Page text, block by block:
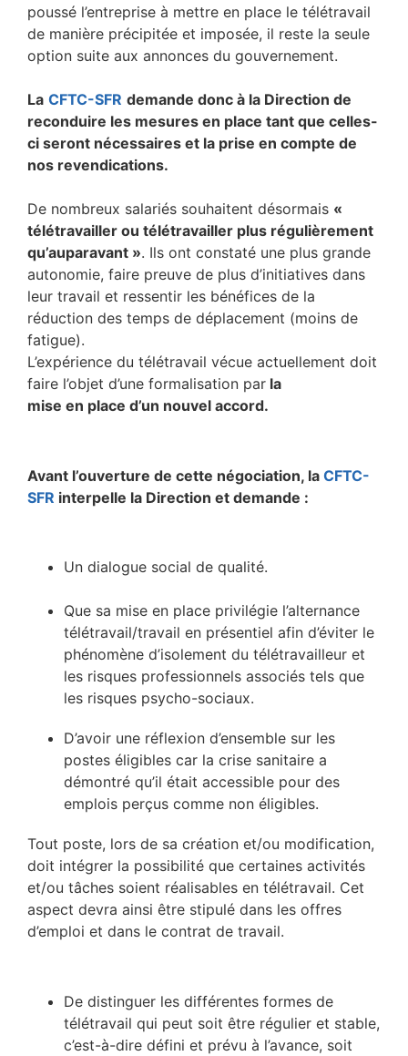
poussé l’entreprise à mettre en place le télétravail
de manière précipitée et imposée, il reste la seule
option suite aux annonces du gouvernement.
La CFTC-SFR demande donc à la Direction de
reconduire les mesures en place tant que celles-
ci seront nécessaires et la prise en compte de
nos revendications.
De nombreux salariés souhaitent désormais «
télétravailler ou télétravailler plus régulièrement
qu’auparavant ». Ils ont constaté une plus grande
autonomie, faire preuve de plus d’initiatives dans
leur travail et ressentir les bénéfices de la
réduction des temps de déplacement (moins de
fatigue).
L’expérience du télétravail vécue actuellement doit
faire l’objet d’une formalisation par la
mise en place d’un nouvel accord.
Avant l’ouverture de cette négociation, la CFTC-
SFR interpelle la Direction et demande :
Un dialogue social de qualité.
Que sa mise en place privilégie l’alternance
télétravail/travail en présentiel afin d’éviter le
phénomène d’isolement du télétravailleur et
les risques professionnels associés tels que
les risques psycho-sociaux.
D’avoir une réflexion d’ensemble sur les
postes éligibles car la crise sanitaire a
démontré qu’il était accessible pour des
emplois perçus comme non éligibles.
Tout poste, lors de sa création et/ou modification,
doit intégrer la possibilité que certaines activités
et/ou tâches soient réalisables en télétravail. Cet
aspect devra ainsi être stipulé dans les offres
d’emploi et dans le contrat de travail.
De distinguer les différentes formes de
télétravail qui peut soit être régulier et stable,
c’est-à-dire défini et prévu à l’avance, soit